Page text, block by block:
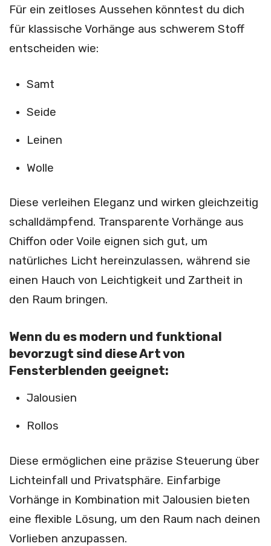
Für ein zeitloses Aussehen könntest du dich
für klassische Vorhänge aus schwerem Stoff
entscheiden wie:
Samt
Seide
Leinen
Wolle
Diese verleihen Eleganz und wirken gleichzeitig
schalldämpfend. Transparente Vorhänge aus
Chiffon oder Voile eignen sich gut, um
natürliches Licht hereinzulassen, während sie
einen Hauch von Leichtigkeit und Zartheit in
den Raum bringen.
Wenn du es modern und funktional
bevorzugt sind diese Art von
Fensterblenden geeignet:
Jalousien
Rollos
Diese ermöglichen eine präzise Steuerung über
Lichteinfall und Privatsphäre. Einfarbige
Vorhänge in Kombination mit Jalousien bieten
eine flexible Lösung, um den Raum nach deinen
Vorlieben anzupassen.